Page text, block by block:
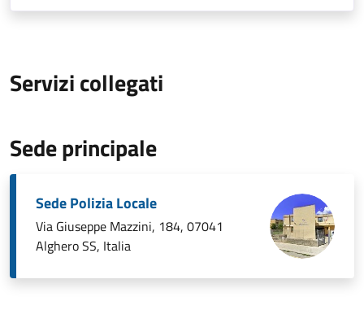
Servizi collegati
Sede principale
Sede Polizia Locale
Via Giuseppe Mazzini, 184, 07041
Alghero SS, Italia